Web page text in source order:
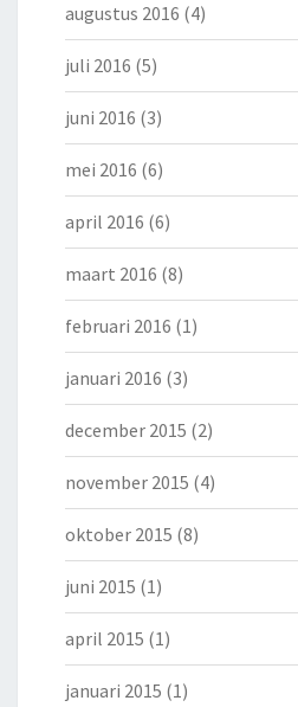
augustus 2016 (4)
juli 2016 (5)
juni 2016 (3)
mei 2016 (6)
april 2016 (6)
maart 2016 (8)
februari 2016 (1)
januari 2016 (3)
december 2015 (2)
november 2015 (4)
oktober 2015 (8)
juni 2015 (1)
april 2015 (1)
januari 2015 (1)